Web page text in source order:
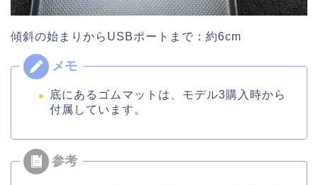
傾斜の始まりからUSBポートまで：約6cm
底にあるゴムマットは、モデル3購入時から
付属しています。